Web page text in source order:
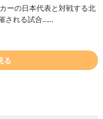
ーの日本代表と対戦する北
される試合……
る